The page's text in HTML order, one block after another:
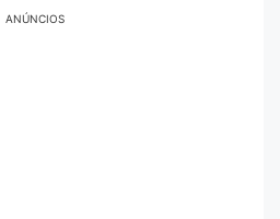
ANÚNCIOS